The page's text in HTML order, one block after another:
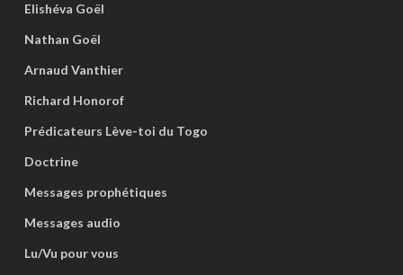
Elishéva Goël
Nathan Goël
Arnaud Vanthier
Richard Honorof
Prédicateurs Lève-toi du Togo
Doctrine
Messages prophétiques
Messages audio
Lu/Vu pour vous